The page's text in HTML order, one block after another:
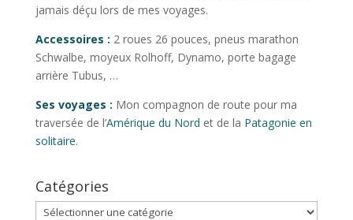
jamais déçu lors de mes voyages.
Accessoires : 2 roues 26 pouces, pneus marathon
Schwalbe, moyeux Rolhoff, Dynamo, porte bagage
arrière Tubus, …
Ses voyages : Mon compagnon de route pour ma
traversée de l’Amérique du Nord et de la Patagonie en
solitaire.
Catégories
Catégories